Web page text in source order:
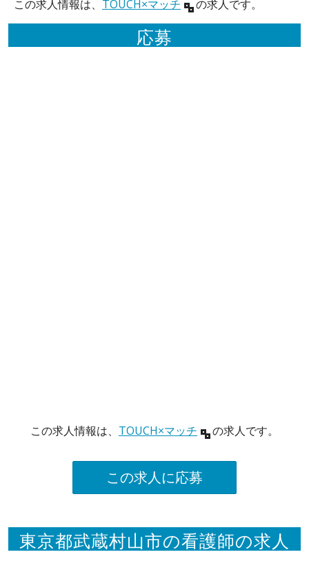
この求人情報は、 TOUCH×マッチ の求人です。
応募
この求人情報は、 TOUCH×マッチ の求人です。
この求人に応募
東京都武蔵村山市の看護師の求人